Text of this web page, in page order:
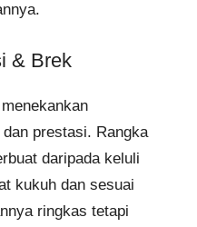
& Brek
prestasi. Rangka
daripada keluli
kukuh dan sesuai
ringkas tetapi